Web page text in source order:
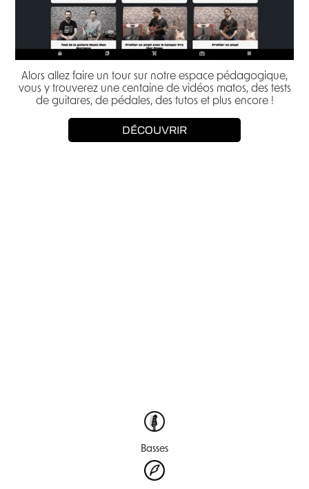
Alors allez faire un tour sur notre espace pédagogique,
vous y trouverez une centaine de vidéos matos, des tests
de guitares, de pédales, des tutos et plus encore !
DÉCOUVRIR
Basses